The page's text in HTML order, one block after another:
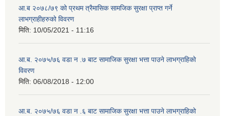
आ.ब २०७८/७९ को प्रथम त्रैमासिक सामजिक सुरक्षा प्राप्त गर्ने
लाभग्राहीहरुको विवरण
मिति: 10/05/2021 - 11:16
आ.ब. २०७५/७६ वडा न .७ बाट सामाजिक सुरक्षा भत्ता पाउने लाभग्राहिको
विवरण
मिति: 06/08/2018 - 12:00
आ.ब. २०७५/७६ वडा न .६ बाट सामाजिक सुरक्षा भत्ता पाउने लाभग्राहिको